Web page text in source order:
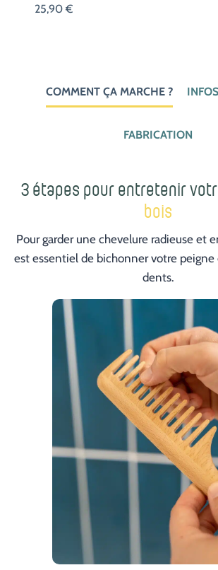
25,90€
COMMENT ÇA MARCHE ?
FABRICATION
3 étapes pour entretenir
bois
Pour garder une chevelure radieuse et
est essentiel de bichonner votre peigne
dents.